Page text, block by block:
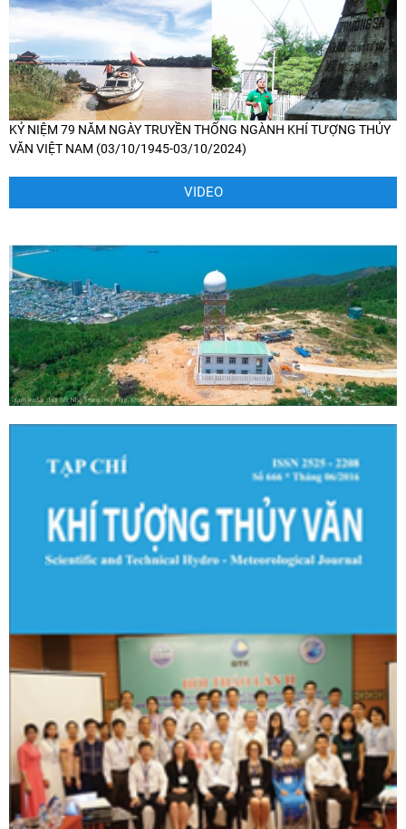
KỶ NIỆM 79 NĂM NGÀY TRUYỀN THỐNG NGÀNH KHÍ TƯỢNG THỦY
VĂN VIỆT NAM (03/10/1945-03/10/2024)
VIDEO